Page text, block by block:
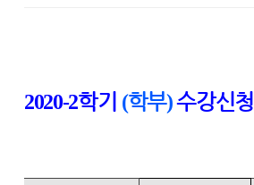
2020-2학기 (학부)수강신청